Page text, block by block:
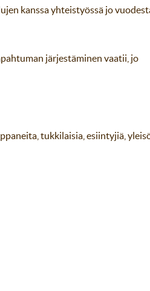
kanssa yhteistyössä jo
järjestäminen vaatii, jo
tukkilaisia, esiintyjiä,